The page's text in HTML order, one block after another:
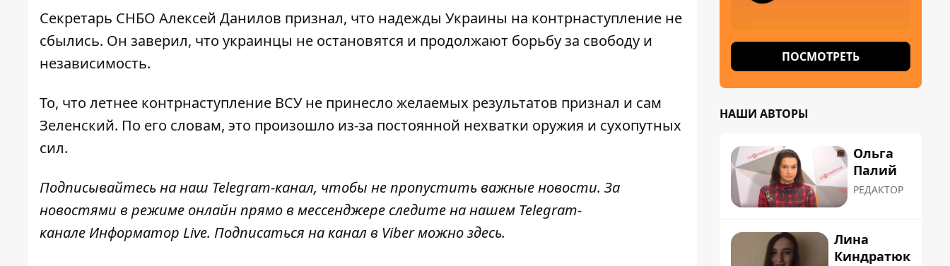
Секретарь СНБО Алексей Данилов признал, что надежды Украины на контрнаступление не
сбылись. Он заверил, что украинцы не остановятся и продолжают борьбу за свободу и
независимость.
То, что летнее контрнаступление ВСУне принесло желаемых результатов признал и сам
Зеленский. По его словам, это произошло из-за постоянной нехватки оружия и сухопутных
сил.
Подписывайтесь на наш Telegram-канал, чтобы не пропустить важные новости. За
новостями в режиме онлайн прямо в мессенджере следите на нашем Telegram-
канале Информатор Live. Подписаться на канал в Viber можноздесь.
ПОСМОТРЕТЬ
НАШИ АВТОРЫ
Ольга
Палий
РЕДАКТОР
Лина
Киндратюк